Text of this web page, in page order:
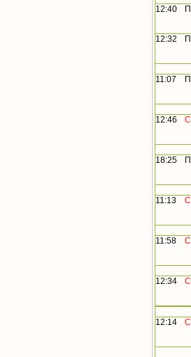
12:40
12:32
11:07
12:46 С
18:25
11:13 С
11:58 С
12:34 С
12:14 С